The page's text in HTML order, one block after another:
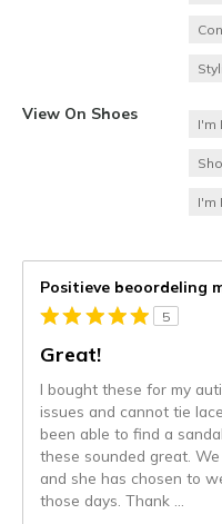
View On Shoes
I'm
I'm
Positieve beoordeling
5
Great!
I bought these for my
issues and cannot tie
been able to find a
these sounded great.
and she has chosen to
those days. Thank